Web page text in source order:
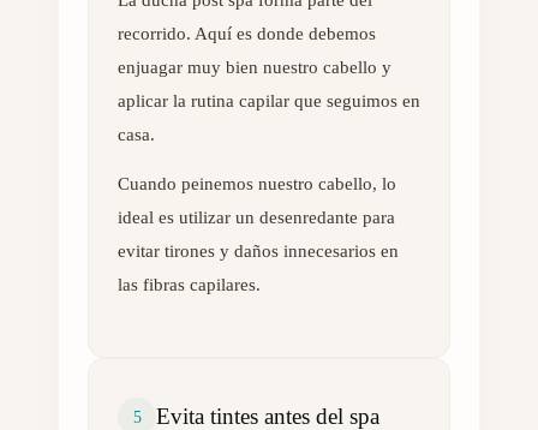
recorrido. Aquí es donde debemos
enjuagar muy bien nuestro cabello y
aplicar la rutina capilar que seguimos en
casa.
Cuando peinemos nuestro cabello, lo
ideal es utilizar un desenredante para
evitar tirones y daños innecesarios en
las fibras capilares.
5 Evita tintes antes del spa